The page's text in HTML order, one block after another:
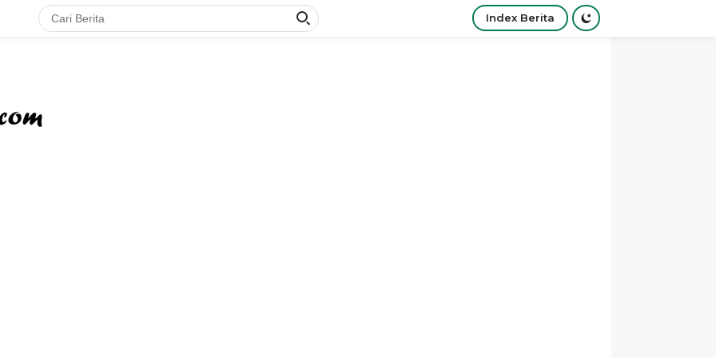
Index Berita